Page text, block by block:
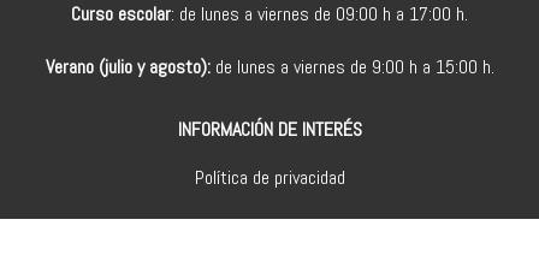
Curso escolar: de lunes a viernes de 09:00 h a 17:00 h.
Verano (julio y agosto):de lunes a viernes de 9:00 h a 15:00 h.
INFORMACIÓN DE INTERÉS
Política de privacidad